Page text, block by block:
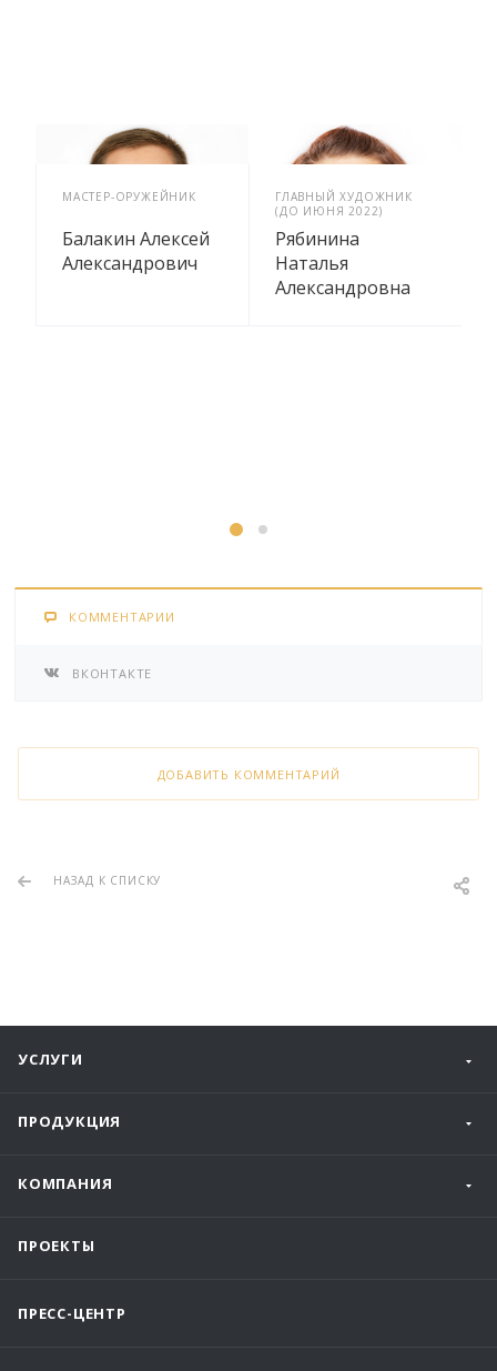
МАСТЕР-ОРУЖЕЙНИК
Балакин Алексей
Александрович
ГЛАВНЫЙ ХУДОЖНИК
(ДО ИЮНЯ 2022)
Рябинина
Наталья
Александровна
КОММЕНТАРИИ
ВКОНТАКТЕ
ДОБАВИТЬ КОММЕНТАРИЙ
НАЗАД К СПИСКУ
УСЛУГИ
ПРОДУКЦИЯ
КОМПАНИЯ
ПРОЕКТЫ
ПРЕСС-ЦЕНТР